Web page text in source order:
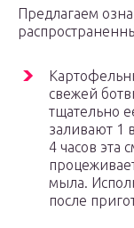
Предлагаем
свежей
тщательно
заливают 1
4 часов эта
мыла.
после